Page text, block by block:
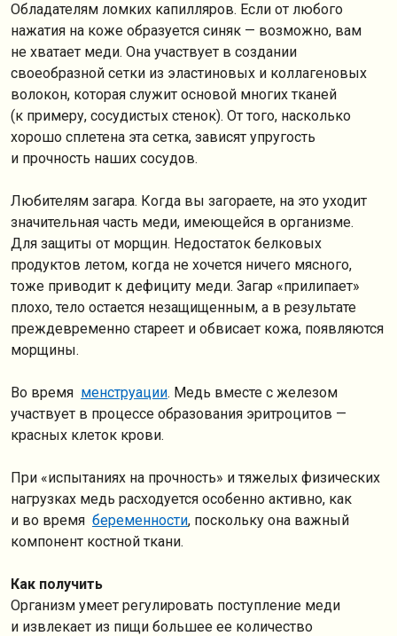
Обладателям ломких капилляров. Если от любого
нажатия на коже образуется синяк — возможно, вам
не хватает меди. Она участвует в создании
своеобразной сетки из эластиновых и коллагеновых
волокон, которая служит основой многих тканей
(к примеру, сосудистых стенок). От того, насколько
хорошо сплетена эта сетка, зависят упругость
и прочность наших сосудов.
Любителям загара. Когда вы загораете, на это уходит
значительная часть меди, имеющейся в организме.
Для защиты от морщин. Недостаток белковых
продуктов летом, когда не хочется ничего мясного,
тоже приводит к дефициту меди. Загар «прилипает»
плохо, тело остается незащищенным, а в результате
преждевременно стареет и обвисает кожа, появляются
морщины.
Во время менструации. Медь вместе с железом
участвует в процессе образования эритроцитов —
красных клеток крови.
При «испытаниях на прочность» и тяжелых физических
нагрузках медь расходуется особенно активно, как
и во время беременности, поскольку она важный
компонент костной ткани.
Как получить
Организм умеет регулировать поступление меди
и извлекает из пищи большее ее количество